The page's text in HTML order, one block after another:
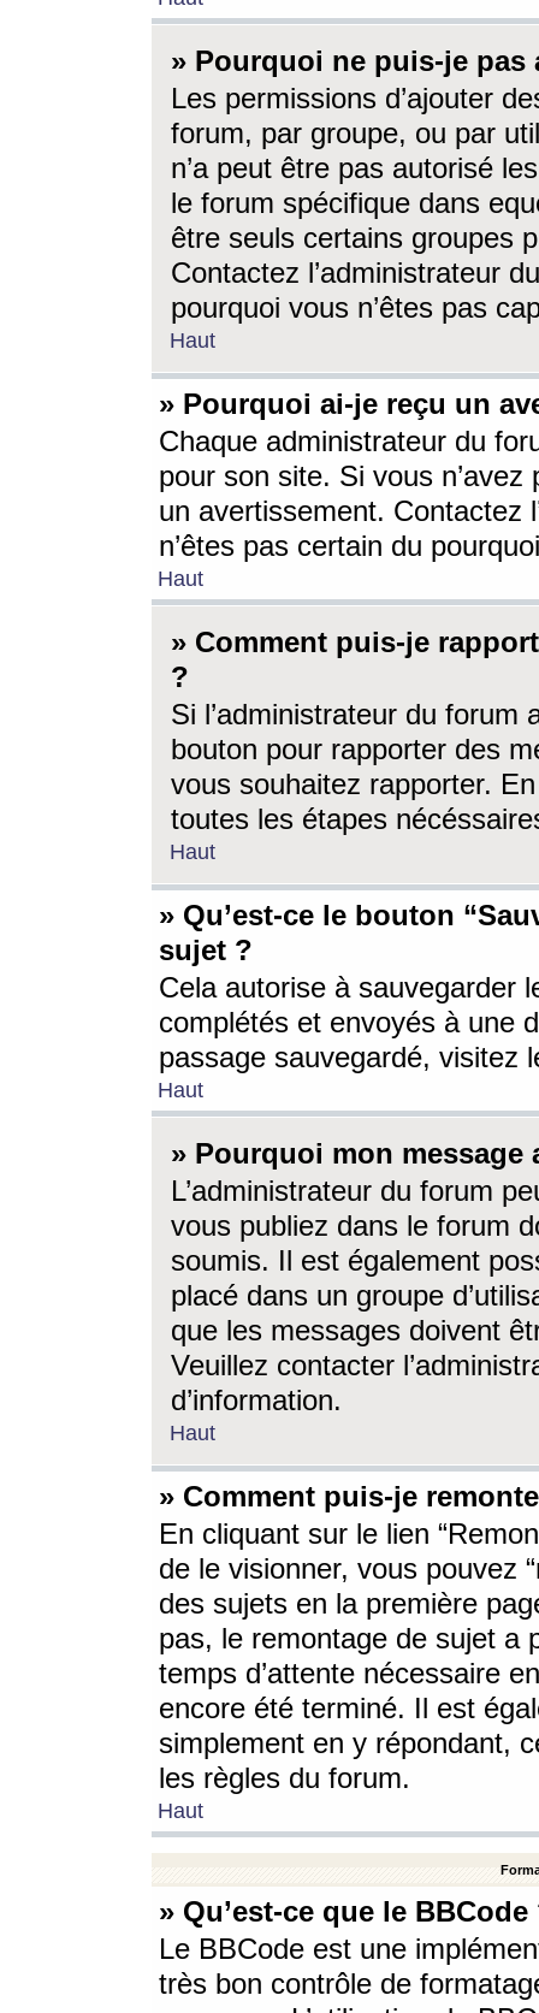
» Pourquoi ne puis-je
Les permissions d’ajouter
forum, par groupe, ou par
n’a peut être pas autorisé
le forum spécifique dans
être seuls certains groupes
Contactez l’administrateur
pourquoi vous n’êtes pas
Haut
» Pourquoi ai-je reçu un
Chaque administrateur du
pour son site. Si vous
un avertissement. Contactez
n’êtes pas certain du
Haut
» Comment puis-je
?
Si l’administrateur du forum
bouton pour rapporter des
vous souhaitez rapporter.
toutes les étapes
Haut
» Qu’est-ce le bouton
sujet ?
Cela autorise à sauvegarder
complétés et envoyés à une
passage sauvegardé, visitez
Haut
» Pourquoi mon message
L’administrateur du forum
vous publiez dans le forum
soumis. Il est également
placé dans un groupe
que les messages doivent
Veuillez contacter
d’information.
Haut
» Comment puis-je
En cliquant sur le lien
de le visionner, vous pouvez
des sujets en la première
pas, le remontage de sujet a
temps d’attente nécessaire
encore été terminé. Il est
simplement en y répondant,
les règles du forum.
Haut
» Qu’est-ce que le BBCode
Le BBCode est une
très bon contrôle de